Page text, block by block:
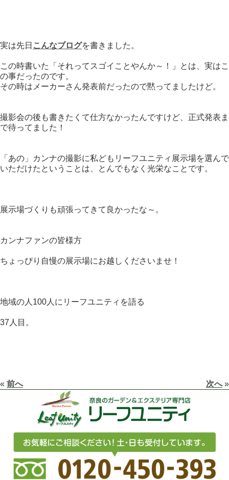
実は先日 こんなブログを書きました。
この時書いた「それってスゴイことやんか～！」とは、実はこ
の事だったのです。
その時はメーカーさん発表前だったので黙ってましたけど。
撮影会の後も書きたくて仕方なかったんですけど、正式発表ま
で待ってました！
「あの」カンナの撮影に私どもリーフユニティ展示場を選んで
いただけたということは、とんでもなく光栄なことです。
展示場づくりも頑張ってきて良かったな～。
カンナファンの皆様方
ちょっぴり自慢の展示場にお越しくださいませ！
地域の人100人にリーフユニティを語る
37人目。
« 前へ 次へ»